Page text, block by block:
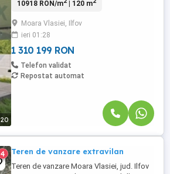
20
pe Strada Statorniciei, într-o zonă liniștită,
Aeroportul Otopeni. Locuința este dispusă
pe un singur nivel (parter) și oferă o
compartimentare ...
10918 RON/m | 120 m
Moara Vlasiei, Ilfov
ieri 01:28
1 310 199 RON
Telefon validat
Repostat automat
4 Teren de vanzare extravilan
Teren de vanzare Moara Vlasiei, jud. Ilfov